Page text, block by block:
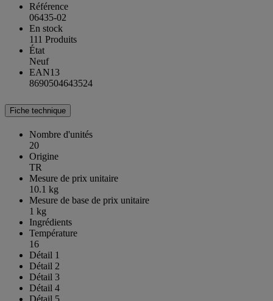
Référence
06435-02
En stock
111 Produits
État
Neuf
EAN13
8690504643524
Fiche technique
Nombre d'unités
20
Origine
TR
Mesure de prix unitaire
10.1 kg
Mesure de base de prix unitaire
1 kg
Ingrédients
Température
16
Détail 1
Détail 2
Détail 3
Détail 4